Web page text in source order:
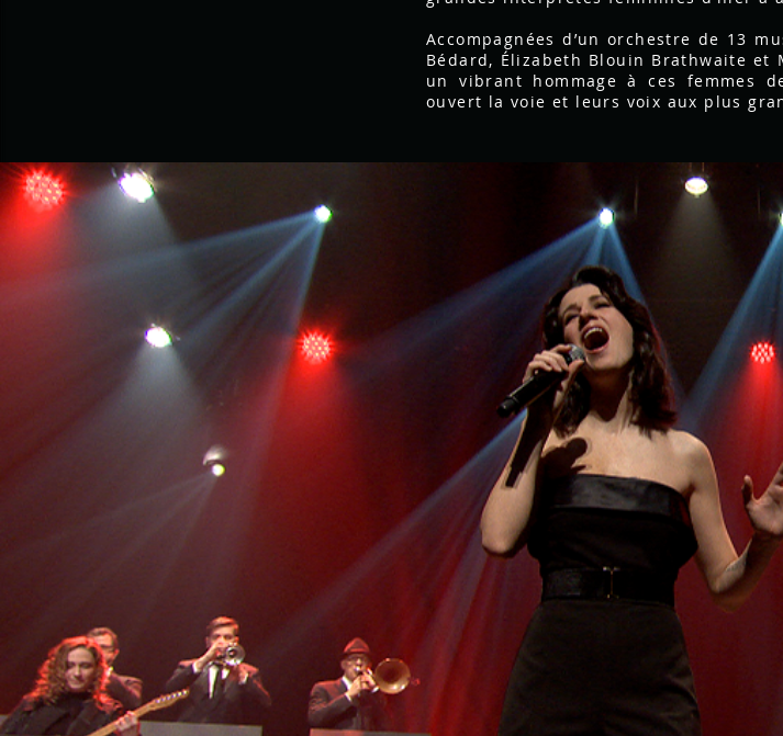
Accompagnées d’un orchestre de 13
Bédard, Élizabeth Blouin Brathwaite
un vibrant hommage à ces femmes
ouvert la voie et leurs voix aux plus